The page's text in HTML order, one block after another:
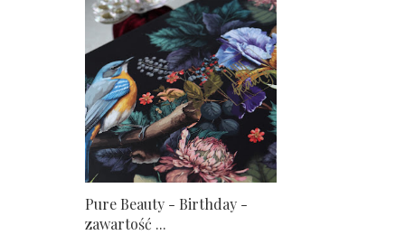
Pure Beauty - Birthday -
zawartość ...